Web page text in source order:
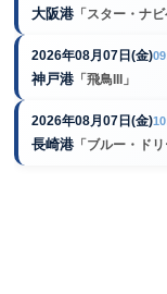
大阪港 「スター・ナ
2026年08月07日(金)
神戸港 「飛鳥III」
2026年08月07日(金)
長崎港 「ブルー・ド